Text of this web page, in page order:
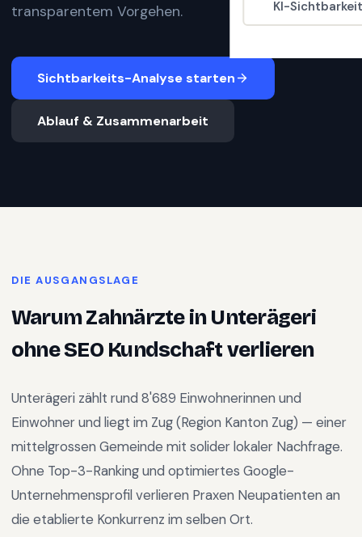
KI-
transparentem Vorgehen.
Sichtbarkeits-Analyse starten
Ablauf & Zusammenarbeit
DIE AUSGANGSLAGE
WarumZahnärzteinUnterägeri
ohne SEO Kundschaft verlieren
Unterägeri zählt rund 8'689 Einwohnerinnen und
Einwohner und liegt im Zug(Region Kanton Zug) — einer
mittelgrossen Gemeinde mit solider lokaler Nachfrage.
Ohne Top-3-Ranking und optimiertes Google-
Unternehmensprofil verlieren Praxen Neupatienten an
die etablierte Konkurrenz im selben Ort.